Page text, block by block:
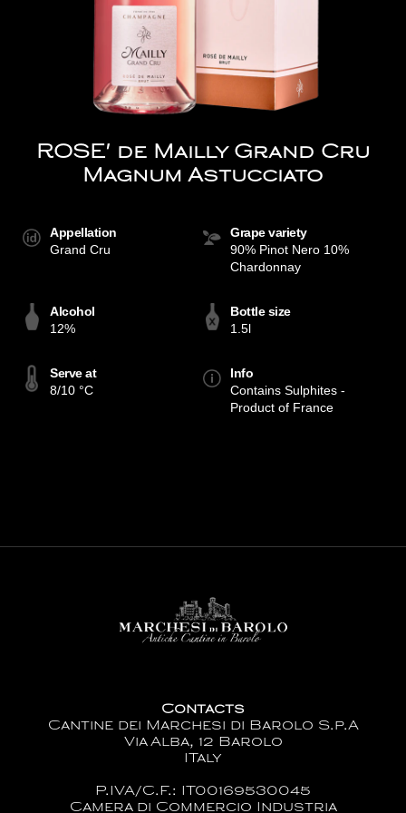
ROSE' de Mailly Grand Cru
Magnum Astucciato
Appellation
Grand Cru
Grape variety
90% Pinot Nero 10%
Chardonnay
Alcohol
12%
Bottle size
1.5l
Serve at
8/10 °C
Info
Contains Sulphites -
Product of France
Contacts
Cantine dei Marchesi di Barolo S.p.A
Via Alba, 12 Barolo
ITaly
P.IVA/C.F.: IT00169530045
Camera di Commercio Industria